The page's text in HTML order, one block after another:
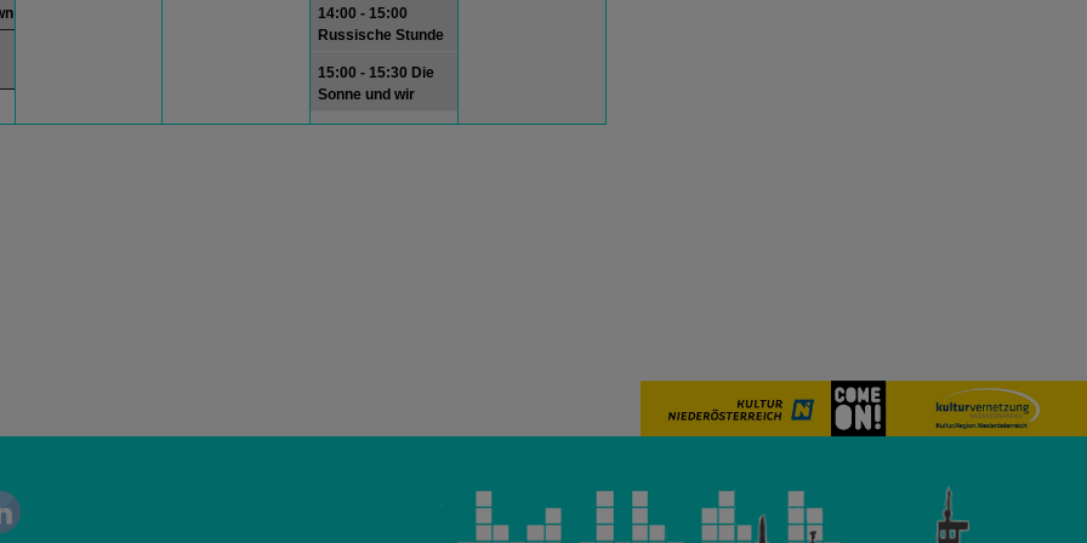
14:00 - 15:00
Russische Stunde
15:00 - 15:30 Die
Sonne und wir